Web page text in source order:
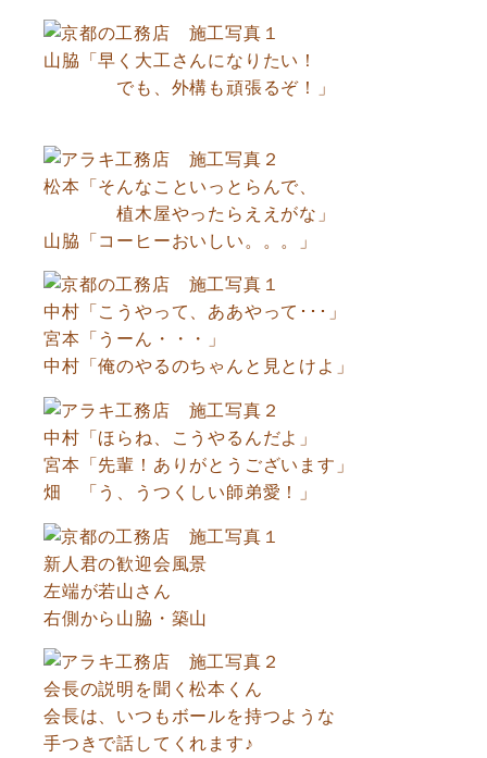
山脇「早く大工さんになりたい！
でも、外構も頑張るぞ！」
松本「そんなこといっとらんで、
植木屋やったらええがな」
山脇「コーヒーおいしい。。。」
中村「こうやって、ああやって･･･」
宮本「うーん・・・」
中村「俺のやるのちゃんと見とけよ」
中村「ほらね、こうやるんだよ」
宮本「先輩！ありがとうございます」
畑 「う、うつくしい師弟愛！」
新人君の歓迎会風景
左端が若山さん
右側から山脇・築山
会長の説明を聞く松本くん
会長は、いつもボールを持つような
手つきで話してくれます♪